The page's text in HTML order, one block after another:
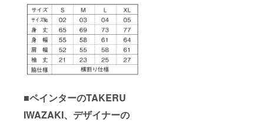
■ペインターのTAKERU
IWAZAKI、デザイナーの